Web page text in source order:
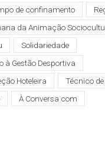
de confinamento
da Animação
Solidariedade
à Gestão Desportiva
Hoteleira
Técnico
À Conversa com